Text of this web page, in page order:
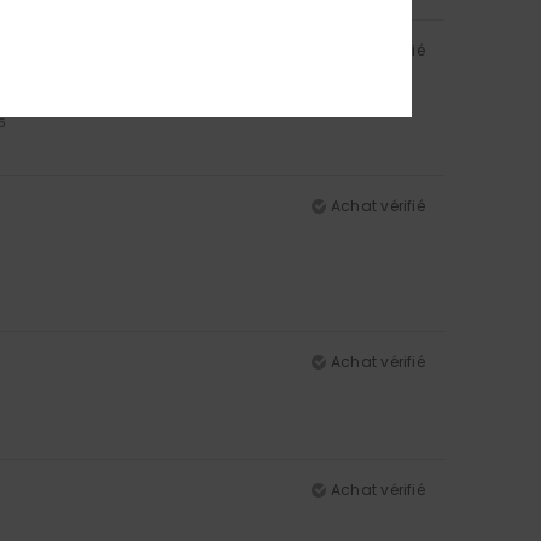
Achat vérifié
Achat vérifié
Achat vérifié
Achat vérifié